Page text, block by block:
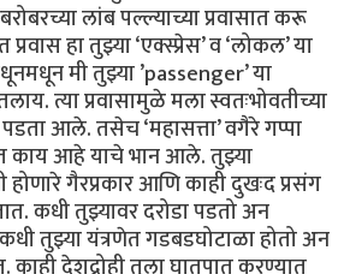
लांब पल्ल्याच्या प्रवासात करू
हा तुझ्या ‘एक्स्प्रेस’ व ‘लोकल’ या
मी तुझ्या ’passenger’ या
त्या प्रवासामुळे मला स्वतःभोवतीच्या
आले. तसेच ‘महासत्ता’ वगैरे गप्पा
काय आहे याचे भान आले. तुझ्या
होणारे गैरप्रकार आणि काही दुखःद प्रसंग
कधी तुझ्यावर दरोडा पडतो अन
तुझ्या यंत्रणेत गडबडघोटाळा होतो अन